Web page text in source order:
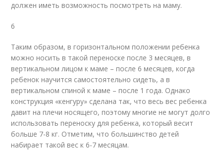
должен иметь возможность посмотреть на маму.
6
Таким образом, в горизонтальном положении ребенка
можно носить в такой переноске после 3 месяцев, в
вертикальном лицом к маме – после 6 месяцев, когда
ребенок научится самостоятельно сидеть, а в
вертикальном спиной к маме – после 1 года. Однако
конструкция «кенгуру» сделана так, что весь вес ребенка
давит на плечи носящего, поэтому многие не могут долго
использовать переноску для ребенка, который весит
больше 7-8 кг. Отметим, что большинство детей
набирает такой вес к 6-7 месяцам.